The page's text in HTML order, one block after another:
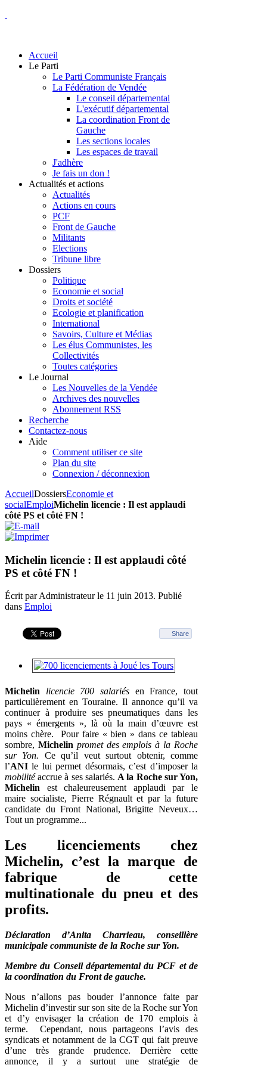
Accueil
Le Parti
Le Parti Communiste Français
La Fédération de Vendée
Le conseil départemental
L'exécutif départemental
La coordination Front de
Gauche
Les sections locales
Les espaces de travail
J'adhère
Je fais un don !
Actualités et actions
Actualités
Actions en cours
PCF
Front de Gauche
Militants
Elections
Tribune libre
Dossiers
Politique
Economie et social
Droits et société
Ecologie et planification
International
Savoirs, Culture et Médias
Les élus Communistes, les
Collectivités
Toutes catégories
Le Journal
Les Nouvelles de la Vendée
Archives des nouvelles
Abonnement RSS
Recherche
Contactez-nous
Aide
Comment utiliser ce site
Plan du site
Connexion / déconnexion
AccueilDossiersEconomie et
socialEmploiMichelin licencie : Il est applaudi
côté PS et côté FN !
Michelin licencie : Il est applaudi côté
PS et côté FN !
Écrit par Administrateur le 11 juin 2013. Publié
dans Emploi
Share
Michelin licencie 700 salariés en France, tout
particulièrement en Touraine. Il annonce qu’il va
continuer à produire ses pneumatiques dans les
pays « émergents », là où la main d’œuvre est
moins chère. Pour faire « bien » dans ce tableau
sombre, Michelin promet des emplois à la Roche
sur Yon. Ce qu’il veut surtout obtenir, comme
l’ANI le lui permet désormais, c’est d’imposer la
mobilitéaccrue à ses salariés.A la Roche sur Yon,
Michelin est chaleureusement applaudi par le
maire socialiste, Pierre Régnault et par la future
candidate du Front National, Brigitte Neveux…
Tout un programme...
Les licenciements chez
Michelin, c’est la marque de
fabrique de cette
multinationale du pneu et des
profits.
Déclaration d’Anita Charrieau, conseillère
municipale communiste de la Roche sur Yon.
Membre du Conseil départemental du PCF et de
la coordination du Front de gauche.
Nous n’allons pas bouder l’annonce faite par
Michelin d’investir sur son site de la Roche sur Yon
et d’y envisager la création de 170 emplois à
terme. Cependant, nous partageons l’avis des
syndicats et notamment de la CGT qui fait preuve
d’une très grande prudence. Derrière cette
annonce, il y a surtout une stratégie de